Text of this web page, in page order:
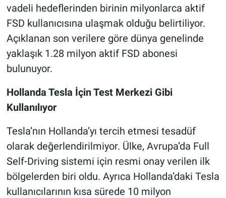
vadeli hedeflerinden birinin milyonlarca aktif
FSD kullanıcısına ulaşmak olduğu belirtiliyor.
Açıklanan son verilere göre dünya genelinde
yaklaşık 1.28 milyon aktif FSD abonesi
bulunuyor.
Hollanda Tesla İçin Test Merkezi Gibi
Kullanılıyor
Tesla’nın Hollanda’yı tercih etmesi tesadüf
olarak değerlendirilmiyor. Ülke, Avrupa’da Full
Self-Driving sistemi için resmi onay verilen ilk
bölgelerden biri oldu. Ayrıca Hollanda’daki Tesla
kullanıcılarının kısa sürede 10 milyon